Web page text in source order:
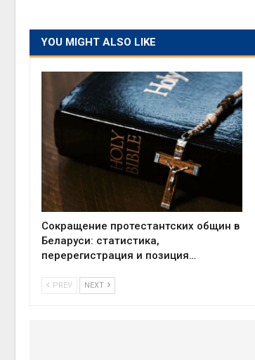
YOU MIGHT ALSO LIKE
Сокращение протестантских общин в
Беларуси: статистика,
перерегистрация и позиция…
PREV NEXT